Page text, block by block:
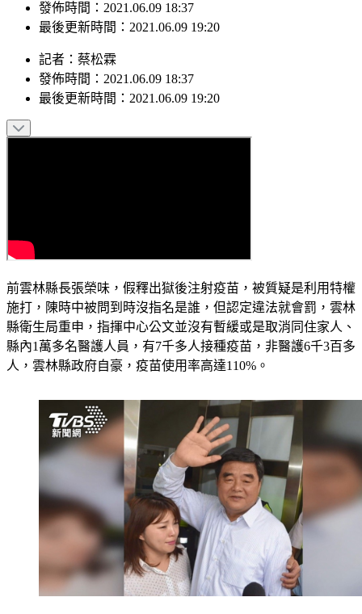
發佈時間：2021.06.09 18:37
最後更新時間：2021.06.09 19:20
記者 ： 蔡松霖
發佈時間： 2021.06.09 18:37
最後更新時間： 2021.06.09 19:20
前雲林縣長張榮味，假釋出獄後注射疫苗，被質疑是利用特權
施打，陳時中被問到時沒指名是誰，但認定違法就會罰，雲林
縣衛生局重申，指揮中心公文並沒有暫緩或是取消同住家人、
縣內1萬多名醫護人員，有7千多人接種疫苗，非醫護6千3百多
人，雲林縣政府自豪，疫苗使用率高達110%。